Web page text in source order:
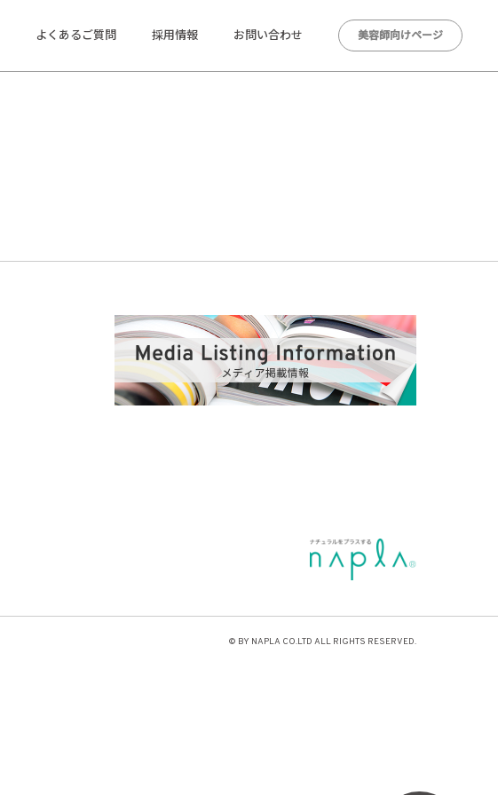
よくあるご質問 採用情報 お問い合わせ 美容師向けページ
© BY NAPLA CO.LTD ALL RIGHTS RESERVED.